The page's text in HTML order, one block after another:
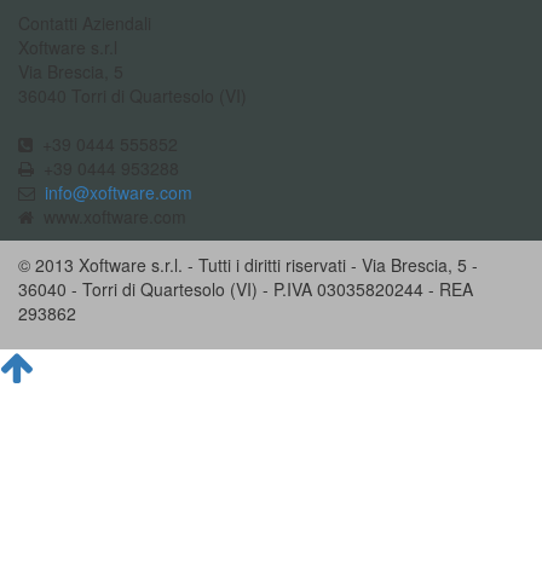
info@xoftware.com
© 2013 Xoftware s.r.l. - Tutti i diritti riservati - Via Brescia, 5 -
36040 - Torri di Quartesolo (VI) - P.IVA 03035820244 - REA
293862